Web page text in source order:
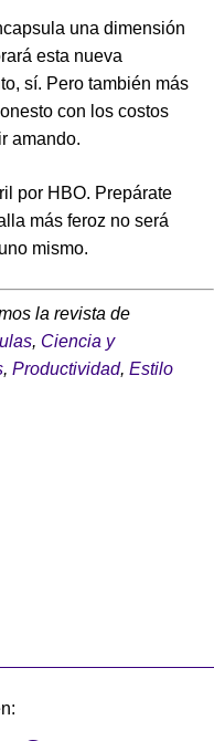
una dimensión
esta nueva
sí. Pero también más
con los costos
amando.
por HBO. Prepárate
más feroz no será
mismo.
la revista de
, Ciencia y
, Productividad, Estilo